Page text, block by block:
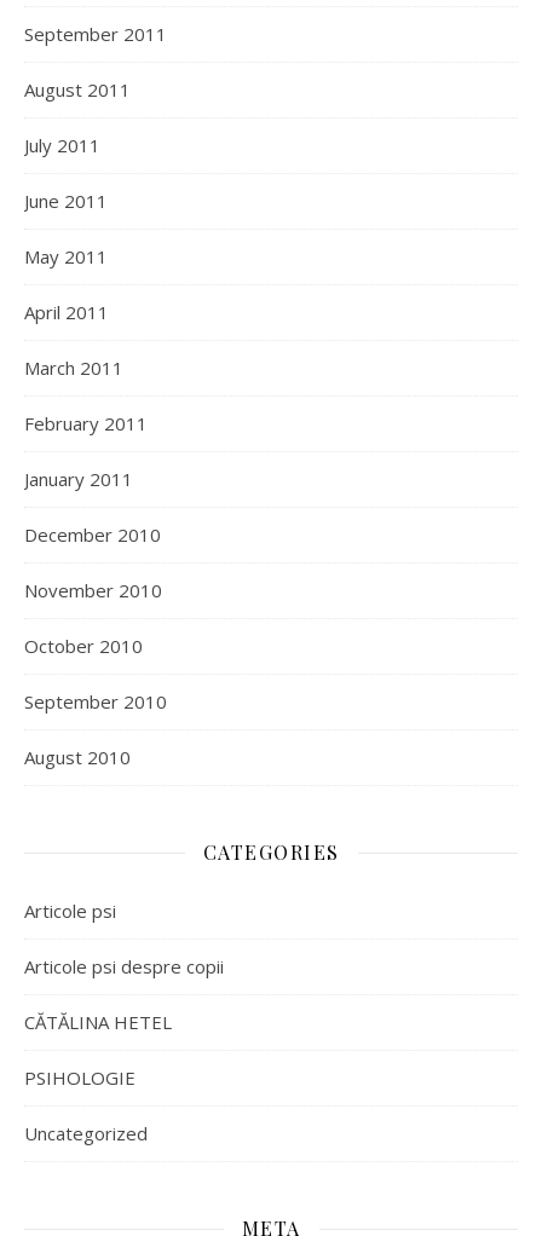
September 2011
August 2011
July 2011
June 2011
May 2011
April 2011
March 2011
February 2011
January 2011
December 2010
November 2010
October 2010
September 2010
August 2010
CATEGORIES
Articole psi
Articole psi despre copii
CĂTĂLINA HETEL
PSIHOLOGIE
Uncategorized
META